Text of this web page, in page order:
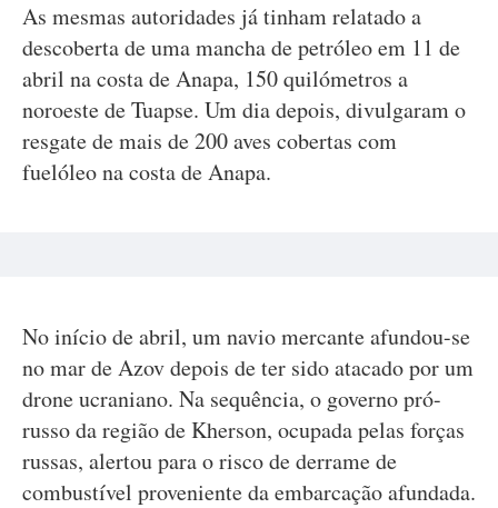
As mesmas autoridades já tinham relatado a
descoberta de uma mancha de petróleo em 11 de
abril na costa de Anapa, 150 quilómetros a
noroeste de Tuapse. Um dia depois, divulgaram o
resgate de mais de 200 aves cobertas com
fuelóleo na costa de Anapa.
No início de abril, um navio mercante afundou-se
no mar de Azov depois de ter sido atacado por um
drone ucraniano. Na sequência, o governo pró-
russo da região de Kherson, ocupada pelas forças
russas, alertou para o risco de derrame de
combustível proveniente da embarcação afundada.